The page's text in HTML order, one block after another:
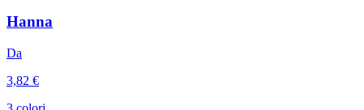
Hanna
Da
3,82 €